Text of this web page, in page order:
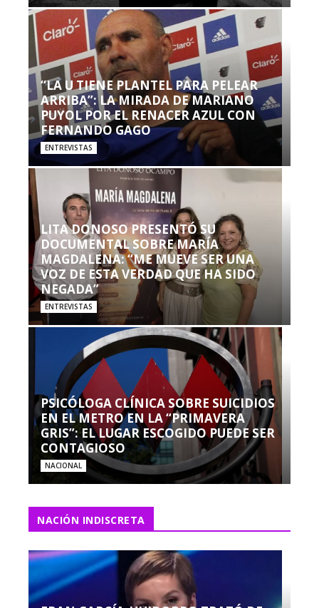
“LA U TIENE PLANTEL PARA PELEAR
ARRIBA”: LA MIRADA DE MARIANO
PUYOL POR EL RENACER AZUL CON
FERNANDO GAGO
ENTREVISTAS
LITA DONOSO PRESENTÓ SU
DOCUMENTAL SOBRE MARÍA
MAGDALENA: “ME MUEVE SER UNA
VOZ DE ESTA VERDAD QUE HA SIDO
NEGADA”
ENTREVISTAS
PSICÓLOGA CLÍNICA SOBRE SUICIDIOS
EN EL METRO EN LA “PRIMAVERA
GRIS”: EL LUGAR ESCOGIDO PUEDE SER
CONTAGIOSO
NACIONAL
NACIÓN INDISCRETA